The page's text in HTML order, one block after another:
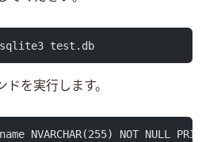
sqlite3 test.db
ドを実行します。
NVARCHAR(255) NOT NULL